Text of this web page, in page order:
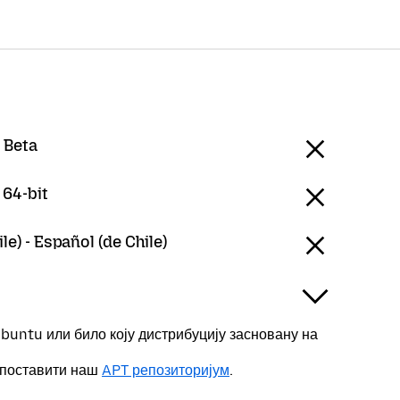
64-bit
- Español (de Chile)
или било коју дистрибуцију засновану на
наш APT репозиторијум.